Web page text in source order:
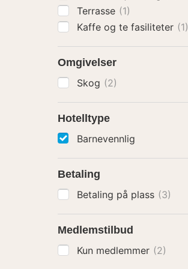
Terrasse (1)
Kaffe og te fasiliteter (1)
Omgivelser
Skog (2)
Hotelltype
Barnevennlig
Betaling
Betaling på plass (3)
Medlemstilbud
Kun medlemmer (2)